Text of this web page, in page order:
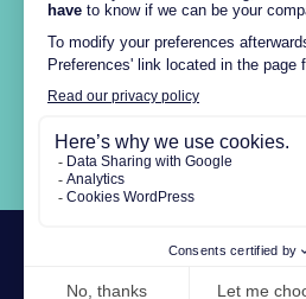
recharge.
Quel est le prix
Chaque borne
recharge.
Cliquez sur le lien